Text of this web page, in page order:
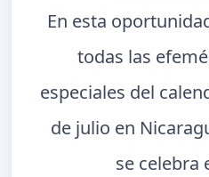
En esta
todas las
especiales del
de julio en
se celebra